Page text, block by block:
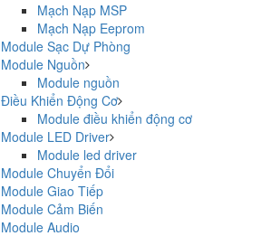
Mạch Nạp MSP
Mạch Nạp Eeprom
Module Sạc Dự Phòng
Module Nguồn
Module nguồn
Điều Khiển Động Cơ
Module điều khiển động cơ
Module LED Driver
Module led driver
Module Chuyển Đổi
Module Giao Tiếp
Module Cảm Biến
Module Audio